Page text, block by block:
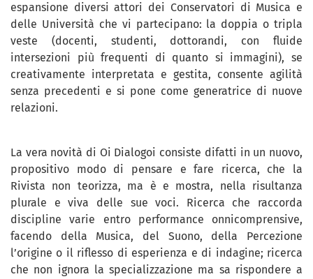
espansione diversi attori dei Conservatori di Musica e
delle Università che vi partecipano: la doppia o tripla
veste (docenti, studenti, dottorandi, con fluide
intersezioni più frequenti di quanto si immagini), se
creativamente interpretata e gestita, consente agilità
senza precedenti e si pone come generatrice di nuove
relazioni.
La vera novità di Oi Dialogoi consiste difatti in un nuovo,
propositivo modo di pensare e fare ricerca, che la
Rivista non teorizza, ma è e mostra, nella risultanza
plurale e viva delle sue voci. Ricerca che raccorda
discipline varie entro performance onnicomprensive,
facendo della Musica, del Suono, della Percezione
l’origine o il riflesso di esperienza e di indagine; ricerca
che non ignora la specializzazione ma sa rispondere a